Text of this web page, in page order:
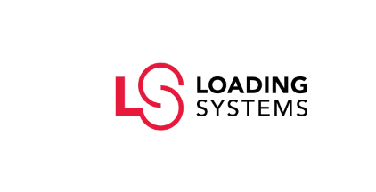
User
account
menu
Hauptnavigation